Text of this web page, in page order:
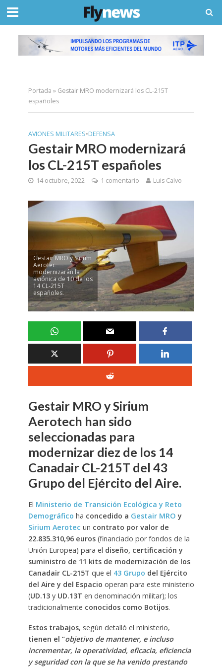
Portada » Gestair MRO modernizará los CL-215T
españoles
AVIONES MILITARES•DEFENSA
Gestair MRO modernizará
los CL-215T españoles
14 octubre, 2022 1 comentario Luis Calvo
Gestair MRO y Sirium
Aerotec
modernizarán la
aviónica de 10 de los
14 CL-215T
españoles.
Gestair MRO y Sirium
Aerotech han sido
seleccionadas para
modernizar diez de los 14
Canadair CL-215T del 43
Grupo del Ejército del Aire.
El Ministerio de Transición Ecológica y Reto
Demográfico ha concedido a Gestair MRO y
Sirium Aerotec un contrato por valor de
22.835.310,96 euros(financiado por fondos de la
Unión Europea) para el diseño, certificación y
suministro de 11 kits de modernización de los
Canadair CL-215T que el 43 Grupo del Ejército
del Aire y del Espacio operan para este ministerio
(UD.13y UD.13T en denominación militar); los
tradicionalmente conocidos como Botijos.
Estos trabajos, según detalló el ministerio,
tienen el “objetivo de mantener, e incluso
incrementar, la operatividad, eficacia, eficiencia
y seguridad con la que se ha venido prestando